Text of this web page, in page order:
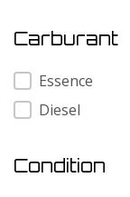
Carburant
Carburant
Essence
Diesel
Condition